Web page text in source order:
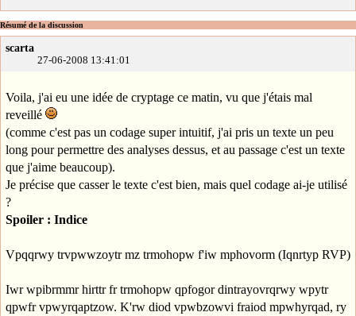
Résumé de la discussion
scarta
27-06-2008 13:41:01
Voila, j'ai eu une idée de cryptage ce matin, vu que j'étais mal
reveillé
(comme c'est pas un codage super intuitif, j'ai pris un texte un peu
long pour permettre des analyses dessus, et au passage c'est un texte
que j'aime beaucoup).
Je précise que casser le texte c'est bien, mais quel codage ai-je utilisé
?
Spoiler : Indice
Vpqqrwy trvpwwzoytr mz trmohopw f'iw mphovorm (Iqnrtyp RVP)
Iwr wpibrmmr hirttr fr trmohopw qpfogor dintrayovrqrwy wpytr
qpwfr vpwyrqaptzow. K'rw diod vpwbzowvi fraiod mpwhyrqad, ry